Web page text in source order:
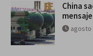
China
agosto